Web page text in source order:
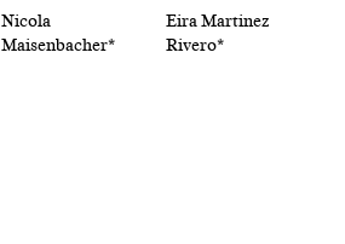
Nicola
Maisenbacher*
Eira Martinez
Rivero*